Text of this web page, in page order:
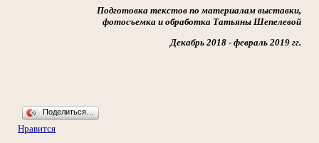
Подготовка текстов по материалам выставки,
фотосъемка и обработка Татьяны Шепелевой
Декабрь 2018 - февраль 2019 гг.
Поделиться…
Нравится